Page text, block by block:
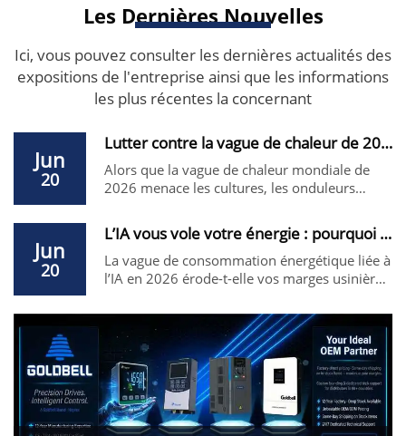
Les Dernières Nouvelles
Ici, vous pouvez consulter les dernières actualités des
expositions de l'entreprise ainsi que les informations
les plus récentes la concernant
Jun
20
Lutter contre la vague de chaleur de 2026 : pou...
Alors que la vague de chaleur mondiale de
2026 menace les cultures, les onduleurs
rendement MPPT de 99,9 % et une protection
IP65. L’alternative premium à USFULL pour
l’irrigation agricole et l’alimentation en eau
dans les zones isolées. Prix direct usine.
Jun
20
L’IA vous vole votre énergie : pourquoi le vari...
La vague de consommation énergétique liée à
l’IA en 2026 érode-t-elle vos marges usinières
données. Passez au Goldbell G580M — une
alternative hautement efficace aux variateurs
Siemens/ABB qui réduit les coûts
énergétiques jusqu’à 45 %. Prix direct usine.